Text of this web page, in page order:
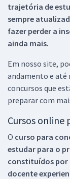
trajetória de
sempre
fazer perder a
ainda mais.
Em nosso site,
andamento e até
concursos que
preparar com
Cursos online
O curso para
estudar para o
constituídos por
docente